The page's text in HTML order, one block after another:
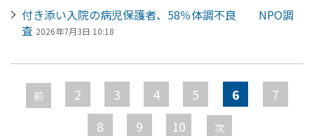
付き添い入院の病児保護者、58％体調不良 NPO調
査 2026年7月3日 10:18
ペ
ー
ジ
前 2 3 4 5 6
7
8
9 10 次